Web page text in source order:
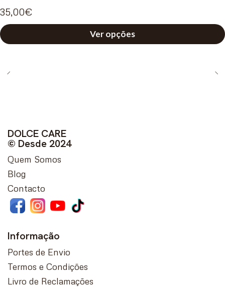
35,00€
Ver opções
DOLCE CARE
© Desde 2024
Quem Somos
Blog
Contacto
Informação
Portes de Envio
Termos e Condições
Livro de Reclamações